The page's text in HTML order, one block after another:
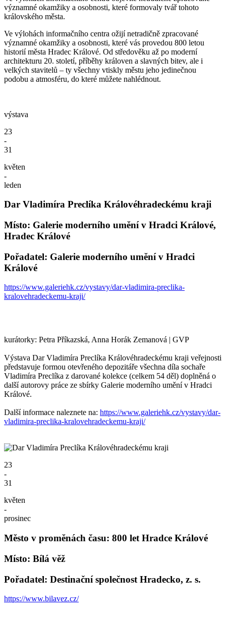
významné okamžiky a osobnosti, které formovaly tvář tohoto
královského města.
Ve výlohách informačního centra ožijí netradičně zpracované
významné okamžiky a osobnosti, které vás provedou 800 letou
historií města Hradec Králové. Od středověku až po moderní
architekturu 20. století, příběhy královen a slavných bitev, ale i
velkých stavitelů – ty všechny vtiskly městu jeho jedinečnou
podobu a atmosféru, do které můžete nahlédnout.
výstava
23
-
31
květen
-
leden
Dar Vladimíra Preclíka Královéhradeckému kraji
Místo: Galerie moderního umění v Hradci Králové,
Hradec Králové
Pořadatel: Galerie moderního umění v Hradci
Králové
https://www.galeriehk.cz/vystavy/dar-vladimira-preclika-
kralovehradeckemu-kraji/
kurátorky: Petra Příkazská, Anna Horák Zemanová | GVP
Výstava Dar Vladimíra Preclíka Královéhradeckému kraji veřejnosti
představuje formou otevřeného depozitáře všechna díla sochaře
Vladimíra Preclíka z darované kolekce (celkem 54 děl) doplněná o
další autorovy práce ze sbírky Galerie moderního umění v Hradci
Králové.
Další informace naleznete na: https://www.galeriehk.cz/vystavy/dar-
vladimira-preclika-kralovehradeckemu-kraji/
23
-
31
květen
-
prosinec
Město v proměnách času: 800 let Hradce Králové
Místo: Bílá věž
Pořadatel: Destinační společnost Hradecko, z. s.
https://www.bilavez.cz/